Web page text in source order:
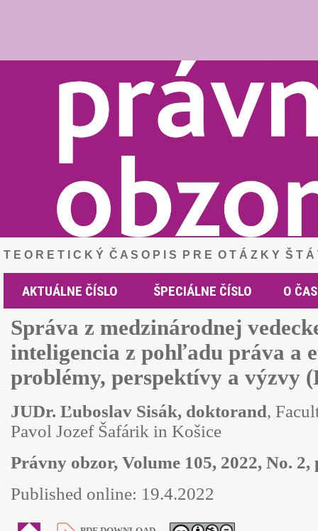
T E O R E T I C K Ý Č A S O P I S P R E O T Á Z K Y Š T
AKTUÁLNE ČÍSLO ŠPECIÁLNE ČÍSLO O
Správa z medzinárodnej
inteligencia z pohľadu práva a
problémy, perspektívy a výzvy
JUDr. Ľuboslav Sisák, doktorand,
Pavol Jozef Šafárik in Košice
Právny obzor, Volume 105, 2022, No. 2,
Published online: 19.4.2022